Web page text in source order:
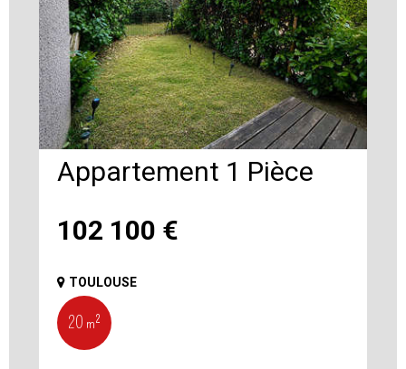
102 100 €
Appartement 1 Pièce
TOULOUSE
20 m²